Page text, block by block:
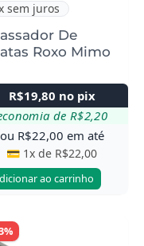
sem juros
De
Roxo Mimo
R$19,80 no pix
de R$2,20
ou R$22,00 em até
💳 1x de R$22,00
ao carrinho